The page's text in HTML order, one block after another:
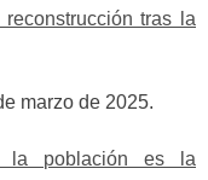
tras la
marzo de 2025.
la población es la